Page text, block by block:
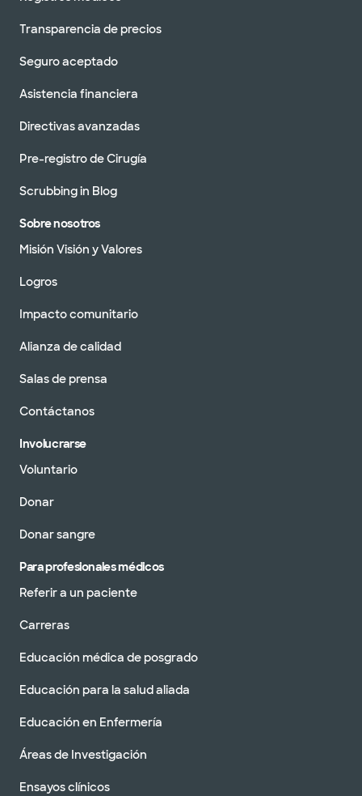
Transparencia de precios
Seguro aceptado
Asistencia financiera
Directivas avanzadas
Pre-registro de Cirugía
Scrubbing in Blog
Sobre nosotros
Misión Visión y Valores
Logros
Impacto comunitario
Alianza de calidad
Salas de prensa
Contáctanos
Involucrarse
Voluntario
Donar
Donar sangre
Para profesionales médicos
Referir a un paciente
Carreras
Educación médica de posgrado
Educación para la salud aliada
Educación en Enfermería
Áreas de Investigación
Ensayos clínicos